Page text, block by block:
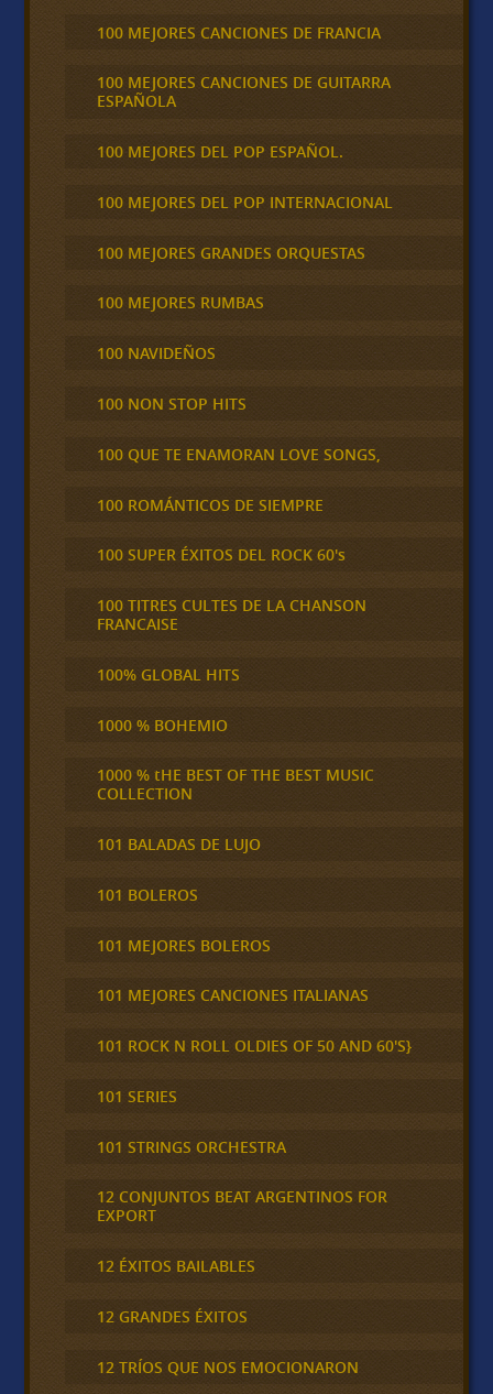
100 MEJORES CANCIONES DE FRANCIA
100 MEJORES CANCIONES DE GUITARRA
ESPAÑOLA
100 MEJORES DEL POP ESPAÑOL.
100 MEJORES DEL POP INTERNACIONAL
100 MEJORES GRANDES ORQUESTAS
100 MEJORES RUMBAS
100 NAVIDEÑOS
100 NON STOP HITS
100 QUE TE ENAMORAN LOVE SONGS,
100 ROMÁNTICOS DE SIEMPRE
100 SUPER ÉXITOS DEL ROCK 60's
100 TITRES CULTES DE LA CHANSON
FRANCAISE
100% GLOBAL HITS
1000 % BOHEMIO
1000 % tHE BEST OF THE BEST MUSIC
COLLECTION
101 BALADAS DE LUJO
101 BOLEROS
101 MEJORES BOLEROS
101 MEJORES CANCIONES ITALIANAS
101 ROCK N ROLL OLDIES OF 50 AND 60'S}
101 SERIES
101 STRINGS ORCHESTRA
12 CONJUNTOS BEAT ARGENTINOS FOR
EXPORT
12 ÉXITOS BAILABLES
12 GRANDES ÉXITOS
12 TRÍOS QUE NOS EMOCIONARON